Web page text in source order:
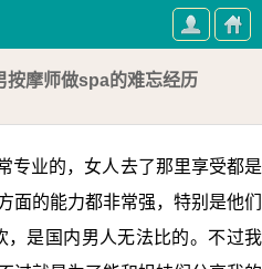
按摩师做spa的难忘经历
业的，女人去了那里享受都是
面的能力都非常强，特别是他们
，是国内男人无法比的。不过我